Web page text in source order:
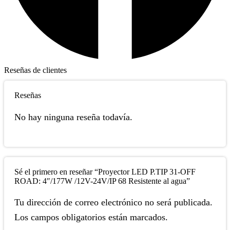
Reseñas de clientes
Reseñas
No hay ninguna reseña todavía.
Sé el primero en reseñar “Proyector LED P.TIP 31-OFF
ROAD: 4″/177W /12V-24V/IP 68 Resistente al agua”
Tu dirección de correo electrónico no será publicada.
Los campos obligatorios están marcados.